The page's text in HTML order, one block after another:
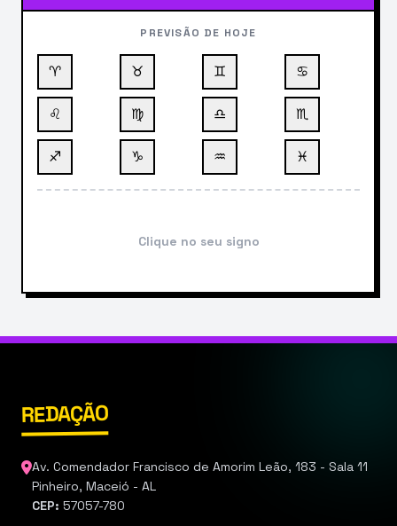
PREVISÃO DE HOJE
♈ ♉ ♊ ♋
♌ ♍ ♎ ♏
♐ ♑ ♒ ♓
Clique no seu signo
REDAÇÃO
Av. Comendador Francisco de Amorim Leão, 183 - Sala 11
Pinheiro, Maceió - AL
CEP: 57057-780